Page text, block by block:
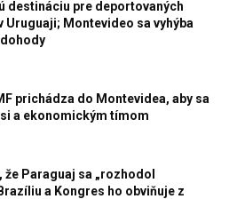
destináciu pre deportovaných
Uruguaji; Montevideo sa vyhýba
prichádza do Montevidea, aby sa
a ekonomickým tímom
že Paraguaj sa „rozhodol
a Kongres ho obviňuje z